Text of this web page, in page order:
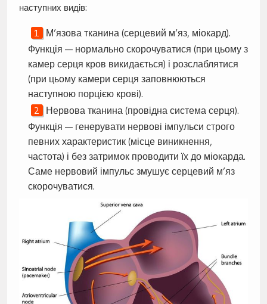
наступних видів:
М’язова тканина (серцевий м’яз, міокард).
Функція — нормально скорочуватися (при цьому з
камер серця кров викидається) і розслаблятися
(при цьому камери серця заповнюються
наступною порцією крові).
Нервова тканина (провідна система серця).
Функція — генерувати нервові імпульси строго
певних характеристик (місце виникнення,
частота) і без затримок проводити їх до міокарда.
Саме нервовий імпульс змушує серцевий м’яз
скорочуватися.